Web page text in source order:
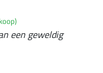
een geweldig